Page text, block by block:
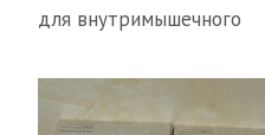
для внутримышечного